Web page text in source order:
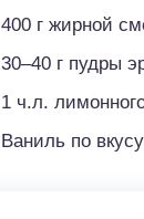
400 г жирной
30–40 г пудры
1 ч.л.
Ваниль по вкусу